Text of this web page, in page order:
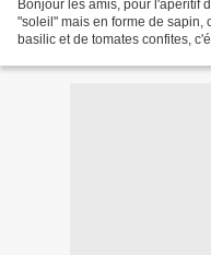
Bonjour les amis, pour l'apéritif
"soleil" mais en forme de sapin,
basilic et de tomates confites,